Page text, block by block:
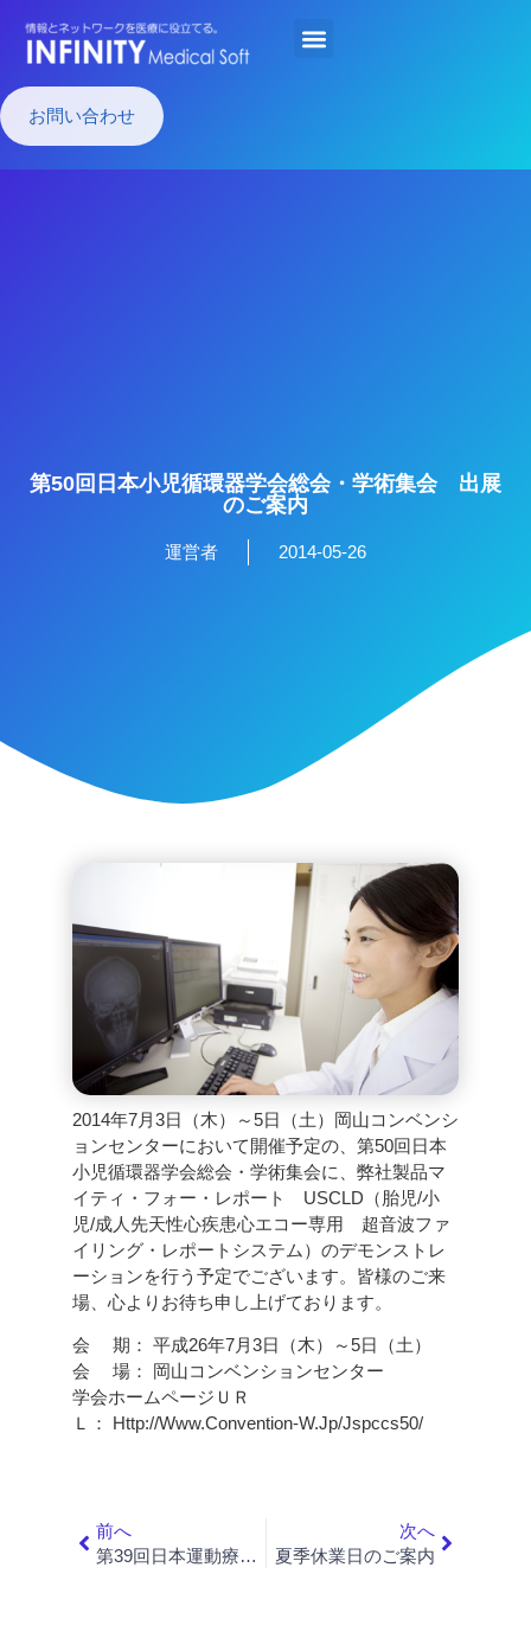
お問い合わせ
第50回日本小児循環器学会総会・学術集会 出展
のご案内
運営者 2014-05-26
2014年7月3日（木）～5日（土）岡山コンベンシ
ョンセンターにおいて開催予定の、第50回日本
小児循環器学会総会・学術集会に、弊社製品マ
イティ・フォー・レポート USCLD（胎児/小
児/成人先天性心疾患心エコー専用 超音波ファ
イリング・レポートシステム）のデモンストレ
ーションを行う予定でございます。皆様のご来
場、心よりお待ち申し上げております。
会 期： 平成26年7月3日（木）～5日（土）
会 場： 岡山コンベンションセンター
学会ホームページＵＲ
Ｌ： Http://www.convention-W.jp/jspccs50/
前へ
第39回日本運動療法学会 出展のご案内
次へ
夏季休業日のご案内